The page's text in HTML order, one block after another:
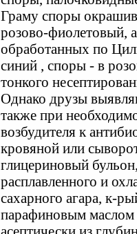
Граму споры
розово-фиолетовый,
обработанных по
синий , споры - в
тонкого
Однако друзы
также при
возбудителя к
кровяной или
глицериновый
расплавленного и
сахарного агара, к-
парафиновым маслом